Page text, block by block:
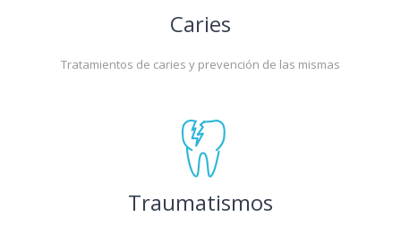
Caries
Tratamientos de caries y prevención de las mismas
Traumatismos